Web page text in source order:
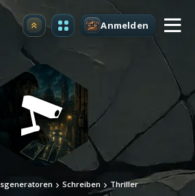
Upgrade Anmelden
Schreiben Thriller